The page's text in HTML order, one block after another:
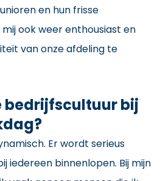
en hun frisse
ook weer enthousiast en
van onze afdeling te
bedrijfscultuur bij
Er wordt serieus
iedereen binnenlopen. Bij mijn